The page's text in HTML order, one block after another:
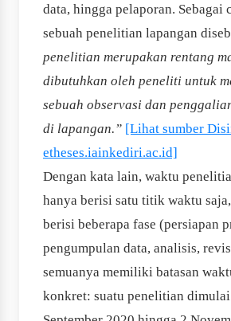
data, hingga pelaporan. Sebagai
sebuah penelitian lapangan
penelitian merupakan rentang
dibutuhkan oleh peneliti untuk
sebuah observasi dan
di lapangan.” [Lihat sumber
etheses.iainkediri.ac.id]
Dengan kata lain, waktu
hanya berisi satu titik waktu
berisi beberapa fase (persiapan
pengumpulan data, analisis,
semuanya memiliki batasan
konkret: suatu penelitian dimulai